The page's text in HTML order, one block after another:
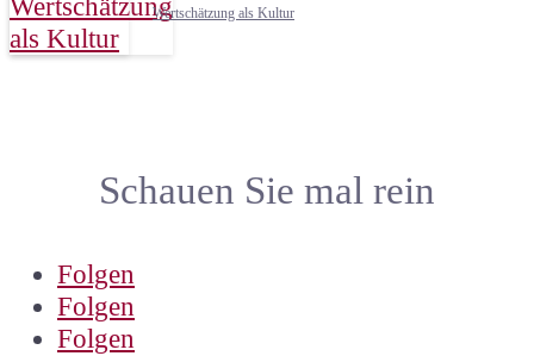
Wertschätzung als Kultur
Schauen Sie mal rein
Folgen
Folgen
Folgen